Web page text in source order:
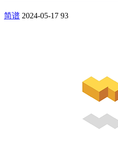
简谱 2024-05-17 93